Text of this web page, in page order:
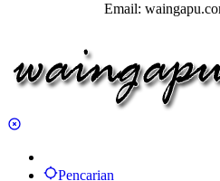
Email:
Pencarian